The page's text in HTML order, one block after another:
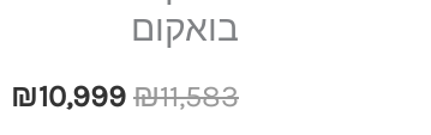
בואקום
₪11,583
₪10,999
V6SPL
בואקום